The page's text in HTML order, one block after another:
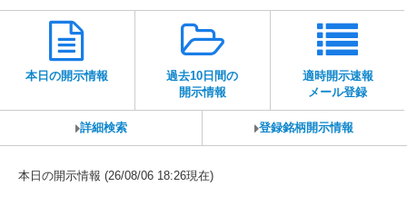
本日の開示情報
過去10日間の
開示情報
適時開示速報
メール登録
詳細検索 登録銘柄開示情報
本日の開示情報 (26/08/06 18:26現在)